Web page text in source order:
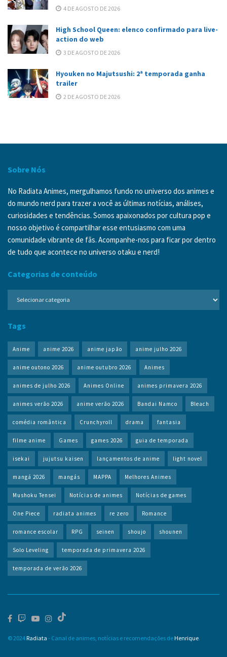
4 DE AGOSTO DE 2026
High School Queen: elenco confirmado para live-
action do web
3 DE AGOSTO DE 2026
Hyouken no Majutsushi: 2ª temporada ganha
trailer
2 DE AGOSTO DE 2026
Sobre Nós
No Radiata Animes, mergulhamos fundo no universo dos animes e
do mundo nerd para trazer a você as últimas notícias, análises,
curiosidades e tendências. Somos apaixonados por cultura pop e
nosso objetivo é compartilhar esse entusiasmo com uma
comunidade vibrante de fãs. Acompanhe-nos para ficar por dentro
de tudo que acontece no universo otaku e nerd!
Categorias de conteúdo
Tags
Anime anime 2026 anime japão anime julho 2026
anime outono 2026 anime outubro 2026 Animes
animes de julho 2026 Animes Online animes primavera 2026
animes verão 2026 anime verão 2026 Bandai Namco Bleach
comédia romântica Crunchyroll drama fantasia
filme anime Games games 2026 guia de temporada
isekai jujutsu kaisen lançamentos de anime light novel
mangá 2026 mangás MAPPA Melhores Animes
Mushoku Tensei Notícias de animes Notícias de games
One Piece radiata animes re zero Romance
romance escolar RPG seinen shoujo shounen
Solo Leveling temporada de primavera 2026
temporada de verão 2026
© 2024 Radiata - Canal de animes, notícias e recomendações de Henrique.